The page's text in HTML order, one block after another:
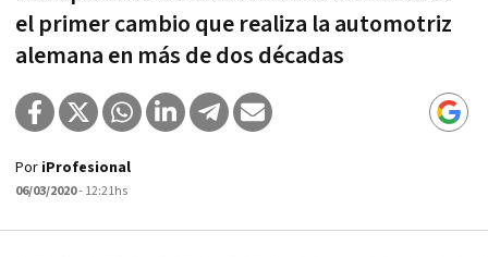
el primer cambio que realiza la automotriz
alemana en más de dos décadas
Por iProfesional
06/03/2020- 12:21hs